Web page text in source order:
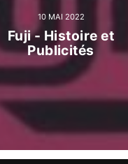
10 MAI 2022
Fuji - Histoire et
Publicités